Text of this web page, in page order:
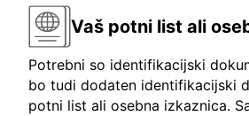
Vaš potni list ali
Potrebni so identifikacijski
bo tudi dodaten identifikacijski
potni list ali osebna izkaznica.